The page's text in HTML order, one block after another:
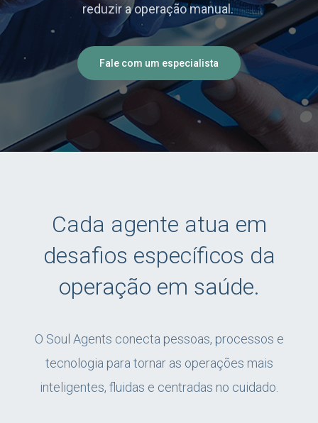
reduzir a operação manual.
Fale com um especialista
Cada agente atua em
desafios específicos da
operação em saúde.
O Soul Agents conecta pessoas, processos e
tecnologia para tornar as operações mais
inteligentes, fluidas e centradas no cuidado.